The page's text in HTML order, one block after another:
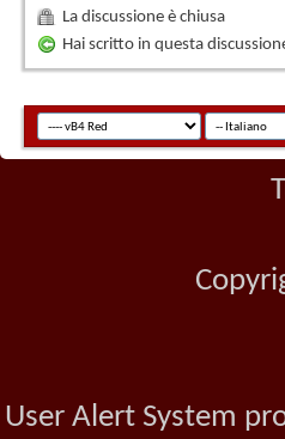
La discussione è chiusa
Hai scritto in questa
User Alert System